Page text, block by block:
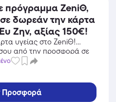
πρόγραμμα ZeniΘ,
δωρεάν την κάρτα
Ζην, αξίας 150€!
υγείας στο ZeniΘ!
από την προσφορά σε
Φωτοβολταϊκά του ZeniΘ
από τις εκπτώσεις!
Προσφορά